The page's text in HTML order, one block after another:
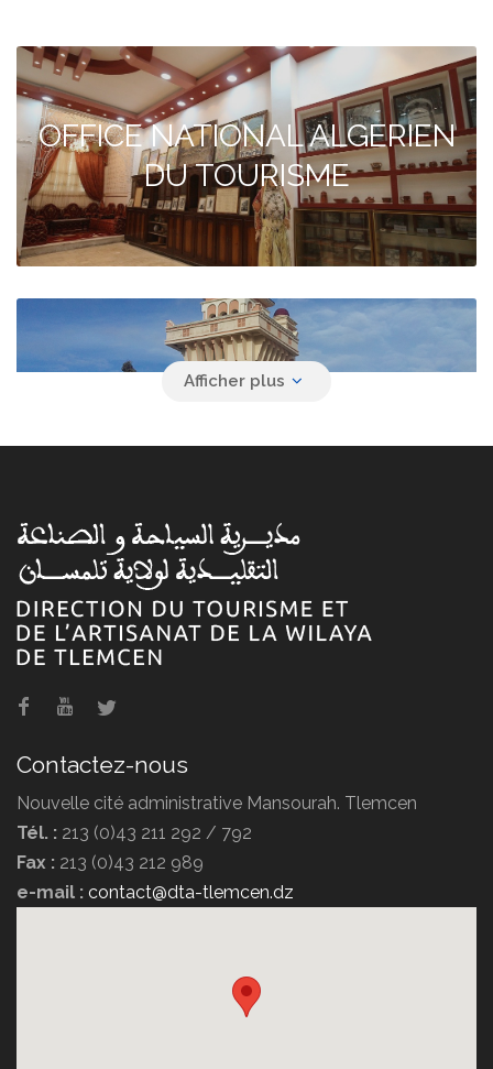
OFFICE NATIONAL ALGERIEN
DU TOURISME
Agence de voyage YACINE
Agence de voyage POMARIA
Agence de voyage DIPLOMATE
Contactez-nous
Nouvelle cité administrative Mansourah. Tlemcen
Tél. : 213 (0)43 211 292 / 792
Fax : 213 (0)43 212 989
e-mail : contact@dta-tlemcen.dz